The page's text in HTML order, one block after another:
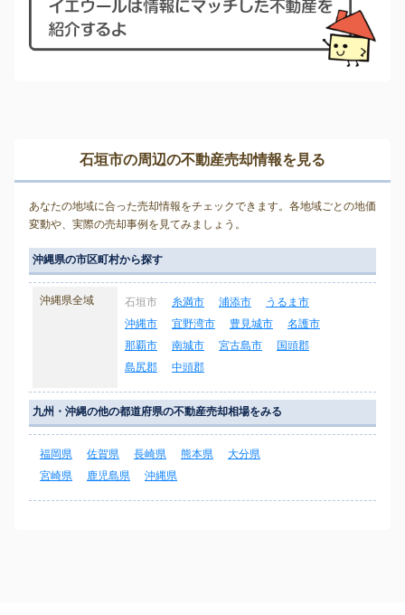
石垣市の周辺の不動産売却情報を見る
あなたの地域に合った売却情報をチェックできます。各地域ごとの地価
変動や、実際の売却事例を見てみましょう。
沖縄県の市区町村から探す
沖縄県全域 石垣市 糸満市 浦添市
うるま市
沖縄市
宜野湾市 豊見城市
名護市
那覇市
南城市 宮古島市
国頭郡
島尻郡
中頭郡
九州・沖縄の他の都道府県の不動産売却相場をみる
福岡県 佐賀県 長崎県 熊本県
大分県
宮崎県
鹿児島県 沖縄県